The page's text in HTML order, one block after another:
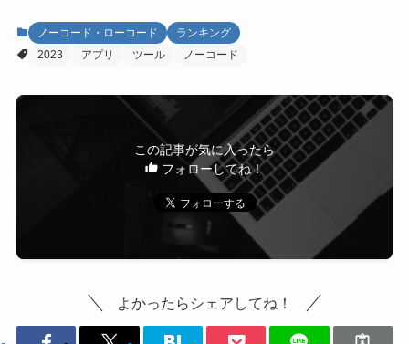
ノーコード・ローコード
ランキング
2023
アプリ ツール ノーコード
この記事が気に入ったら
フォローしてね！
よかったらシェアしてね！